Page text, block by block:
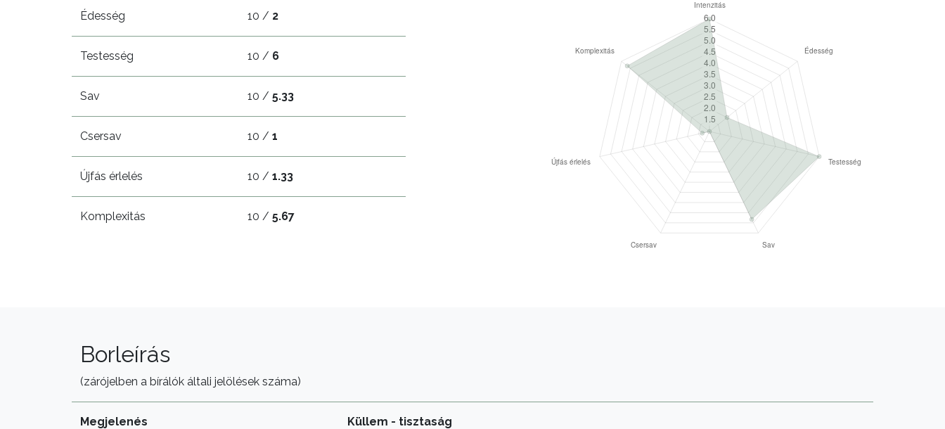
Édesség 10 / 2
Testesség 10 / 6
Sav 10 / 5.33
Csersav 10 / 1
Újfás érlelés 10 / 1.33
Komplexitás 10 / 5.67
Borleírás
(zárójelben a bírálók általi jelölések száma)
Megjelenés Küllem - tisztaság